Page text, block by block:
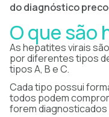
do diagnóstico
O que são
As hepatites virais
por diferentes tipos
tipos A, B e C.
Cada tipo possui
todos podem
forem